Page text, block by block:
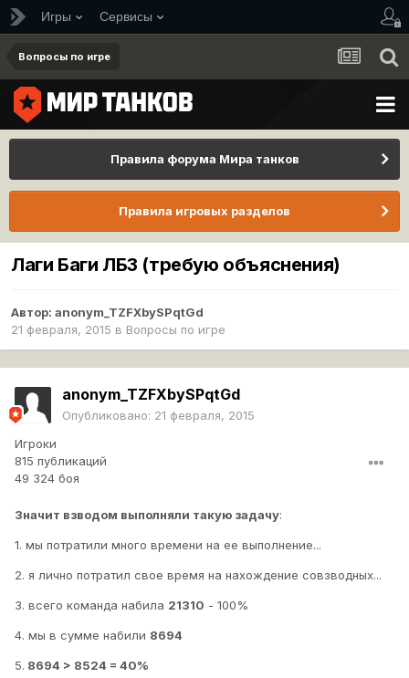
Игры Сервисы
Вопросы по игре
Правила форума Мира танков
Правила игровых разделов
Лаги Баги ЛБЗ (требую объяснения)
Автор: anonym_TZFXbySPqtGd
21 февраля, 2015 в Вопросы по игре
anonym_TZFXbySPqtGd
Опубликовано: 21 февраля, 2015
Игроки
815 публикаций
49 324 боя
Значит взводом выполняли такую задачу:
1. мы потратили много времени на ее выполнение...
2. я лично потратил свое время на нахождение совзводных...
3. всего команда набила 21310 - 100%
4. мы в сумме набили 8694
5. 8694 > 8524 = 40%